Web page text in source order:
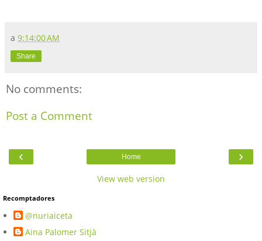
a 9:14:00 AM
Share
No comments:
Post a Comment
‹ ›
Home
View web version
Recomptadores
@nuriaiceta
Aina Palomer Sitjà